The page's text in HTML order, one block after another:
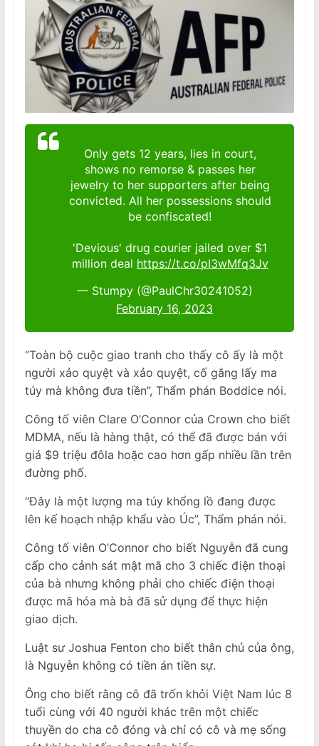
Only gets 12 years, lies in court,
shows no remorse & passes her
jewelry to her supporters after being
convicted. All her possessions should
be confiscated!
'Devious' drug courier jailed over $1
million deal https://t.co/pI3wMfq3Jv
— Stumpy (@PaulChr30241052)
February 16, 2023
“Toàn bộ cuộc giao tranh cho thấy cô ấy là một
người xảo quyệt và xảo quyệt, cố gắng lấy ma
túy mà không đưa tiền”, Thẩm phán Boddice nói.
Công tố viên Clare O’Connor của Crown cho biết
MDMA, nếu là hàng thật, có thể đã được bán với
giá $9 triệu đôla hoặc cao hơn gấp nhiều lần trên
đường phố.
“Đây là một lượng ma túy khổng lồ đang được
lên kế hoạch nhập khẩu vào Úc”, Thẩm phán nói.
Công tố viên O’Connor cho biết Nguyễn đã cung
cấp cho cảnh sát mật mã cho 3 chiếc điện thoại
của bà nhưng không phải cho chiếc điện thoại
được mã hóa mà bà đã sử dụng để thực hiện
giao dịch.
Luật sư Joshua Fenton cho biết thân chủ của ông,
là Nguyễn không có tiền án tiền sự.
Ông cho biết rằng cô đã trốn khỏi Việt Nam lúc 8
tuổi cùng với 40 người khác trên một chiếc
thuyền do cha cô đóng và chỉ có cô và mẹ sống